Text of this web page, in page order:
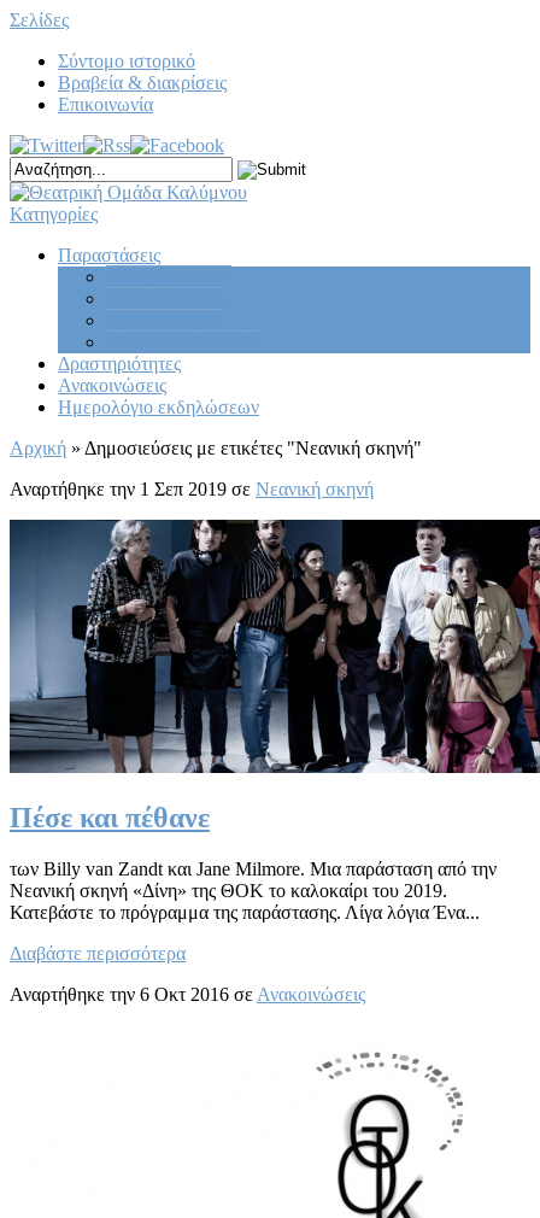
Σελίδες
Σύντομο ιστορικό
Βραβεία & διακρίσεις
Επικοινωνία
Κατηγορίες
Παραστάσεις
Δραστηριότητες
Ανακοινώσεις
Ημερολόγιο εκδηλώσεων
Αρχική » Δημοσιεύσεις με ετικέτες "Νεανική σκηνή"
Αναρτήθηκε την 1 Σεπ 2019 σε Νεανική σκηνή
Πέσε και πέθανε
των Billy van Zandt και Jane Milmore. Μια παράσταση από την
Νεανική σκηνή «Δίνη» της ΘΟΚ το καλοκαίρι του 2019.
Κατεβάστε το πρόγραμμα της παράστασης. Λίγα λόγια Ένα...
Διαβάστε περισσότερα
Αναρτήθηκε την 6 Οκτ 2016 σε Ανακοινώσεις